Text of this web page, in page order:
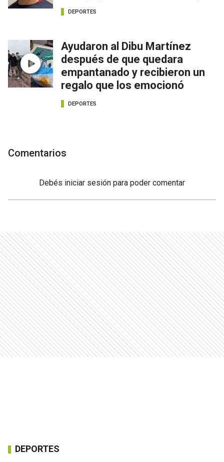
DEPORTES
Ayudaron al Dibu Martínez
después de que quedara
empantanado y recibieron un
regalo que los emocionó
DEPORTES
Comentarios
Debés iniciar sesión para poder comentar
DEPORTES